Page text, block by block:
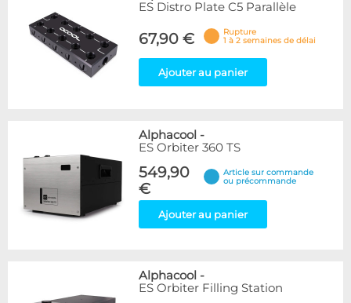
ES Distro Plate C5 Parallèle
67,90 €
Rupture
1 à 2 semaines de délai
Ajouter au panier
Alphacool -
ES Orbiter 360 TS
549,90
€
Article sur commande
ou précommande
Ajouter au panier
Alphacool -
ES Orbiter Filling Station